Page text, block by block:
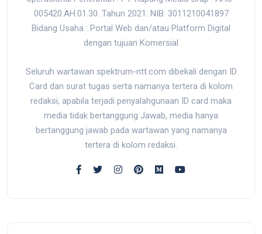
005420.AH.01.30. Tahun 2021. NIB. 3011210041897
Bidang Usaha : Portal Web dan/atau Platform Digital
dengan tujuan Komersial
Seluruh wartawan spektrum-ntt.com dibekali dengan ID
Card dan surat tugas serta namanya tertera di kolom
redaksi, apabila terjadi penyalahgunaan ID card maka
media tidak bertanggung Jawab, media hanya
bertanggung jawab pada wartawan yang namanya
tertera di kolom redaksi.